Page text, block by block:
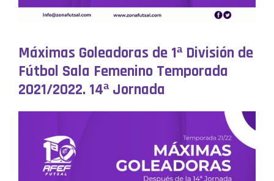
Máximas Goleadoras de 1ª División de
Fútbol Sala Femenino Temporada
2021/2022. 14ª Jornada